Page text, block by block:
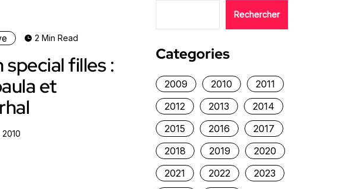
2 Min Read
filles :
et
Rechercher
Categories
2009 2010
2011
2012
2013
2014
2015
2016
2017
2018
2019
2020
2021
2022
2023